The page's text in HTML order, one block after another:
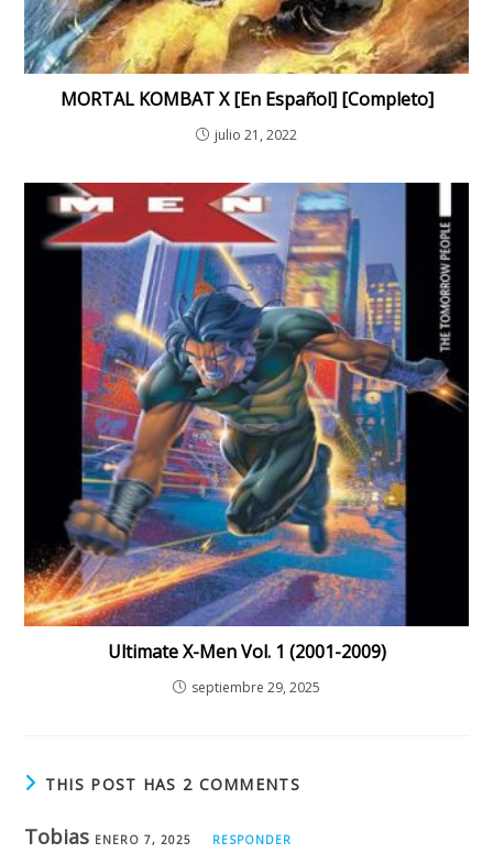
MORTAL KOMBAT X [En Español] [Completo]
julio 21, 2022
Ultimate X-Men Vol. 1 (2001-2009)
septiembre 29, 2025
THIS POST HAS 2 COMMENTS
Tobias ENERO 7, 2025 RESPONDER